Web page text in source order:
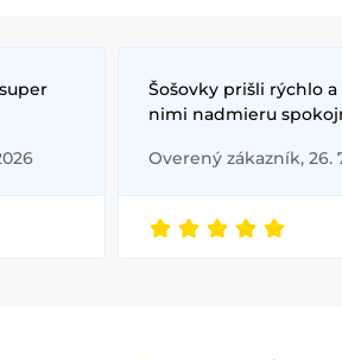
Šošovky prišli rýchlo a
nimi nadmieru
Overený zákazník, 26.